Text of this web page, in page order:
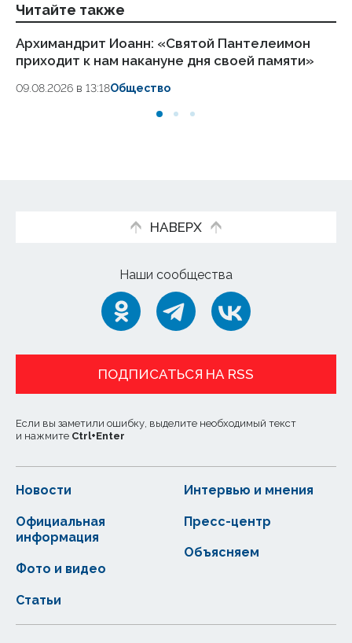
Читайте также
Архимандрит Иоанн: «Святой Пантелеимон
приходит к нам накануне дня своей памяти»
09.08.2026 в 13:18Общество
НАВЕРХ
Наши сообщества
ПОДПИСАТЬСЯ НА RSS
Если вы заметили ошибку, выделите необходимый текст
и нажмите Ctrl+Enter
Новости
Статьи
Официальная
информация
Интервью и мнения
Фото и видео
Пресс-центр
Объясняем